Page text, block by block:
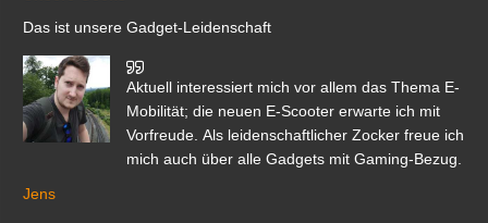
Das ist unsere Gadget-Leidenschaft
Aktuell interessiert mich vor allem das Thema E-
Mobilität; die neuen E-Scooter erwarte ich mit
Vorfreude. Als leidenschaftlicher Zocker freue ich
mich auch über alle Gadgets mit Gaming-Bezug.
Jens